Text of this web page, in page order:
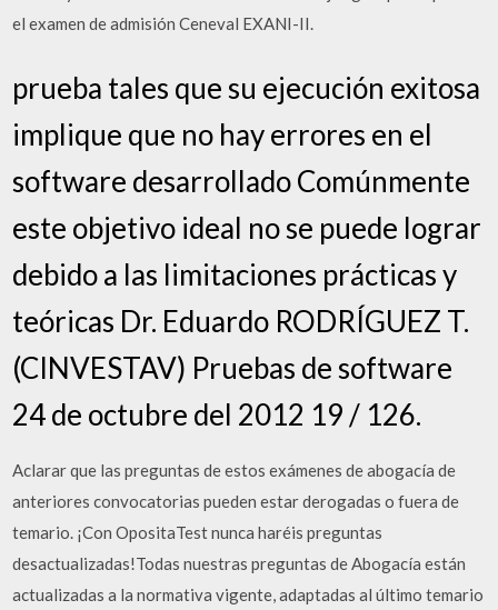
el examen de admisión Ceneval EXANI-II.
prueba tales que su ejecución exitosa
implique que no hay errores en el
software desarrollado Comúnmente
este objetivo ideal no se puede lograr
debido a las limitaciones prácticas y
teóricas Dr. Eduardo RODRÍGUEZ T.
(CINVESTAV) Pruebas de software
24 de octubre del 2012 19 / 126.
Aclarar que las preguntas de estos exámenes de abogacía de
anteriores convocatorias pueden estar derogadas o fuera de
temario. ¡Con OpositaTest nunca haréis preguntas
desactualizadas!Todas nuestras preguntas de Abogacía están
actualizadas a la normativa vigente, adaptadas al último temario